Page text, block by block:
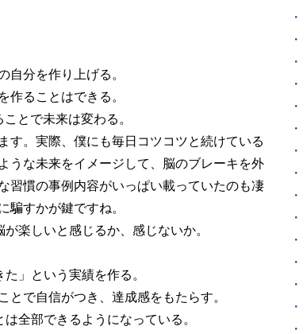
自分を作り上げる。
作ることはできる。
とで未来は変わる。
す。実際、僕にも毎日コツコツと続けている
うな未来をイメージして、脳のブレーキを外
習慣の事例内容がいっぱい載っていたのも凄
騙すかが鍵ですね。
楽しいと感じるか、感じないか。
」という実績を作る。
とで自信がつき、達成感をもたらす。
全部できるようになっている。